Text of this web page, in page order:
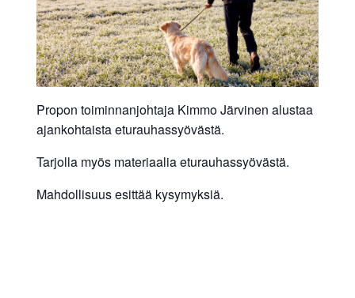
Propon toiminnanjohtaja Kimmo Järvinen alustaa
ajankohtaista eturauhassyövästä.
Tarjolla myös materiaalia eturauhassyövästä.
Mahdollisuus esittää kysymyksiä.